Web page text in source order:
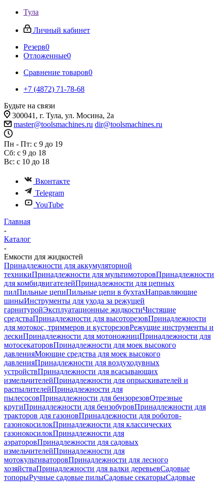
Тула
Личный кабинет
Резерв0
Отложенные0
Сравнение товаров0
+7 (4872) 71-78-68
Будьте на связи
300041, г. Тула, ул. Мосина, 2а
master@toolsmachines.ru dir@toolsmachines.ru
Пн - Пт: с 9 до 19
Сб: с 9 до 18
Вс: с 10 до 18
Вконтакте
Telegram
YouTube
Главная
-
Каталог
-
Емкости для жидкостей
Принадлежности для аккумуляторной
техникиПринадлежности для мультимоторовПринадлежности
для комбидвигателейПринадлежности для цепных
пилПильные цепиПильные цепи в бухтахНаправляющие
шиныИнструменты для ухода за режущей
гарнитуройЭксплуатационные жидкостиЧистящие
средстваПринадлежности для высоторезовПринадлежности
для мотокос, триммеров и кусторезовРежущие инструменты и
лескиПринадлежности для мотоножницПринадлежности для
мотосекаторовПринадлежности для моек высокого
давленияМоющие средства для моек высокого
давленияПринадлежности для воздуходувных
устройствПринадлежности для всасывающих
измельчителейПринадлежности для опрыскивателей и
распылителейПринадлежности для
пылесосовПринадлежности для бензорезовОтрезные
кругиПринадлежности для бензобуровПринадлежности для
тракторов для газоновПринадлежности для роботов-
газонокосилокПринадлежности для классических
газонокосилокПринадлежности для
аэраторовПринадлежности для садовых
измельчителейПринадлежности для
мотокультиваторовПринадлежности для лесного
хозяйстваПринадлежности для валки деревьевСадовые
топорыРучные садовые пилыСадовые секаторыСадовые